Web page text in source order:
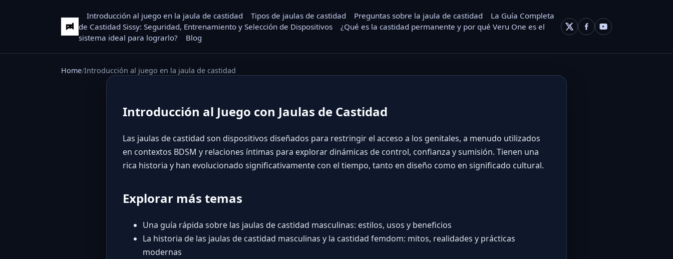
Introducción al juego en la jaula de castidad Tipos de jaulas de castidad Preguntas sobre la jaula de castidad
La Guía Completa
de Castidad Sissy: Seguridad, Entrenamiento y Selección de Dispositivos
¿Qué es la castidad permanente y por qué Veru One es el
sistema ideal para lograrlo?
Blog
Home Introducción al juego en la jaula de castidad
Introducción al Juego con Jaulas de Castidad
Las jaulas de castidad son dispositivos diseñados para restringir el acceso a los genitales, a menudo utilizados
en contextos BDSM y relaciones íntimas para explorar dinámicas de control, confianza y sumisión. Tienen una
rica historia y han evolucionado significativamente con el tiempo, tanto en diseño como en significado cultural.
Explorar más temas
Una guía rápida sobre las jaulas de castidad masculinas: estilos, usos y beneficios
La historia de las jaulas de castidad masculinas y la castidad femdom: mitos, realidades y prácticas
modernas